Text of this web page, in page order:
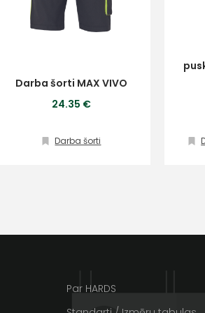
Darba šorti MAX VIVO
24.35 €
Darba šorti
Par HARDS